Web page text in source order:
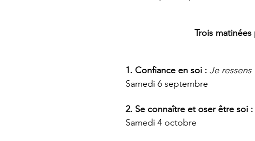
Trois
1. Confiance en soi : Je ressens
Samedi 6 septembre
2. Se connaître et oser être soi :
Samedi 4 octobre